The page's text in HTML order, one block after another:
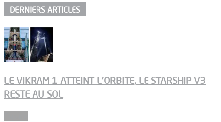
DERNIERS ARTICLES
LE VIKRAM 1 ATTEINT L’ORBITE, LE STARSHIP V3
RESTE AU SOL